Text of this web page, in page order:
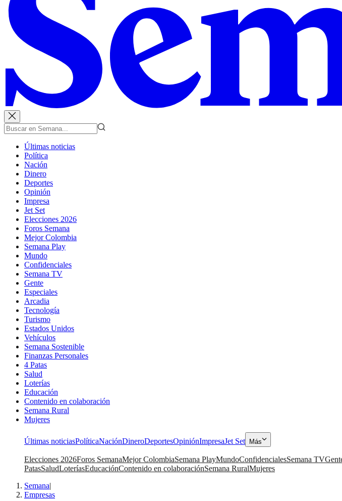
Últimas noticias
Política
Nación
Dinero
Deportes
Opinión
Impresa
Jet Set
Elecciones 2026
Foros Semana
Mejor Colombia
Semana Play
Mundo
Confidenciales
Semana TV
Gente
Especiales
Arcadia
Tecnología
Turismo
Estados Unidos
Vehículos
Semana Sostenible
Finanzas Personales
4 Patas
Salud
Loterías
Educación
Contenido en colaboración
Semana Rural
Mujeres
Últimas noticiasPolíticaNaciónDineroDeportesOpiniónImpresaJet Set Más
Elecciones 2026Foros SemanaMejor ColombiaSemana PlayMundoConfidencialesSemana TV
PatasSaludLoteríasEducaciónContenido en colaboraciónSemana RuralMujeres
Semana|
Empresas